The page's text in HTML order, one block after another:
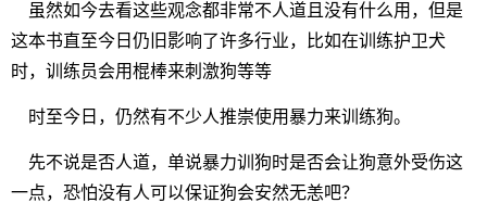
虽然如今去看这些观念都非常不人道且没有什么用，但是
这本书直至今日仍旧影响了许多行业，比如在训练护卫犬
时，训练员会用棍棒来刺激狗等等
时至今日，仍然有不少人推崇使用暴力来训练狗。
先不说是否人道，单说暴力训狗时是否会让狗意外受伤这
一点，恐怕没有人可以保证狗会安然无恙吧？